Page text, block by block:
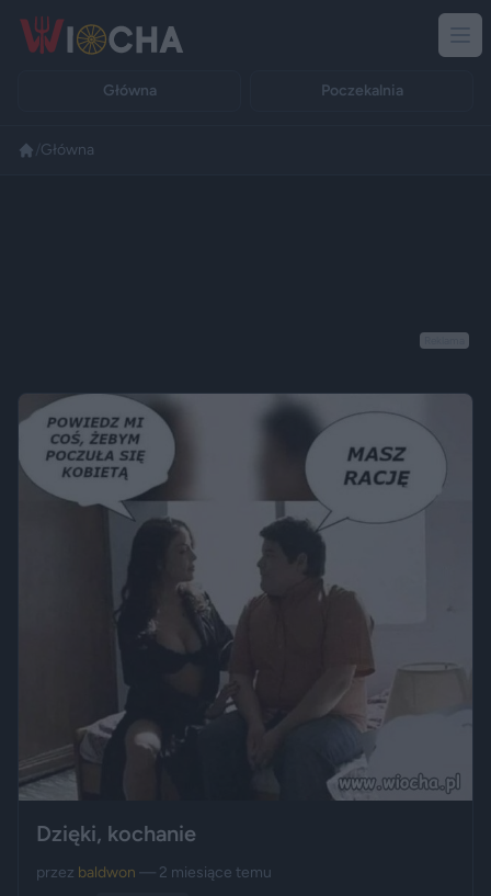
Główna Poczekalnia
Główna
Dzięki, kochanie
przez baldwon — 2 miesiące temu